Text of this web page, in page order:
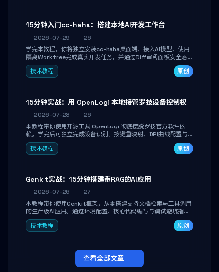
15分钟入门cc-haha：搭建本地AI开发工作台
2026-07-29
26
学完本教程，你将独立安装cc-haha桌面端、接入AI模型、使用
隔离Worktree完成真实开发任务，并通过Diff审阅面板安全落地
AI代码改写。告别终端黑盒操作，让AI在沙箱环境中工作，你只
做审阅和决策。
技术教程 原创
15分钟实战：用 OpenLogi 本地接管罗技设备控制权
2026-07-28
26
本教程带你使用开源工具 OpenLogi 彻底摆脱罗技官方软件依
赖。学完后可独立完成设备识别、按键重映射、DPI曲线配置与
SmartShift调节，实现完全离线控制，保护隐私并释放硬件性
能。
技术教程 原创
Genkit实战：15分钟搭建带RAG的AI应用
2026-07-26
27
本教程带你使用Genkit框架，从零搭建支持文档检索与工具调用
的生产级AI应用。通过环境配置、核心代码编写与调试避坑指
南，学完即可掌握多模型切换、RAG管道构建及函数调用注册，
独立开发高效AI智能体。
技术教程 原创
查看全部文章